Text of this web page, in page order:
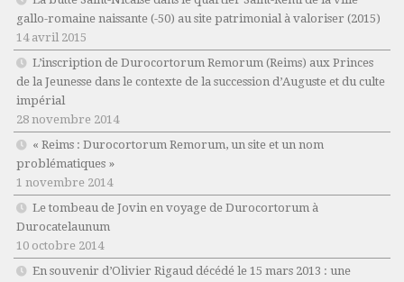
gallo-romaine naissante (-50) au site patrimonial à valoriser (2015)
14 avril 2015
L’inscription de Durocortorum Remorum (Reims) aux Princes
de la Jeunesse dans le contexte de la succession d’Auguste et du culte
impérial
28 novembre 2014
« Reims : Durocortorum Remorum, un site et un nom
problématiques »
1 novembre 2014
Le tombeau de Jovin en voyage de Durocortorum à
Durocatelaunum
10 octobre 2014
En souvenir d’Olivier Rigaud décédé le 15 mars 2013 : une